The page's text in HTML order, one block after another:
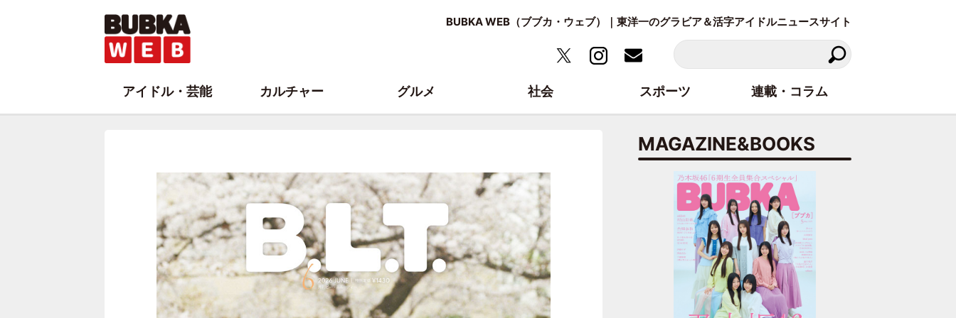
BUBKA WEB（ブブカ・ウェブ）｜東洋一のグラビア＆活字アイドルニュースサイト
MAGAZINE&BOOKS
アイドル・芸能 カルチャー グルメ 社会 スポーツ 連載・コラム